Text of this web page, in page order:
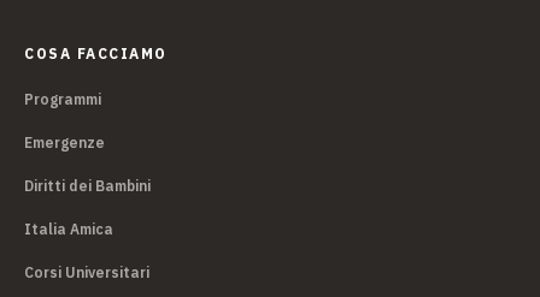
COSA FACCIAMO
Programmi
Emergenze
Diritti dei Bambini
Italia Amica
Corsi Universitari